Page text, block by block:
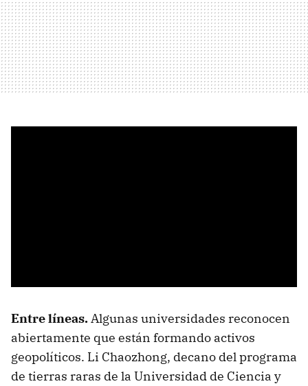
Entre líneas.Algunas universidades reconocen
abiertamente que están formando activos
geopolíticos. Li Chaozhong, decano del programa
de tierras raras de la Universidad de Ciencia y